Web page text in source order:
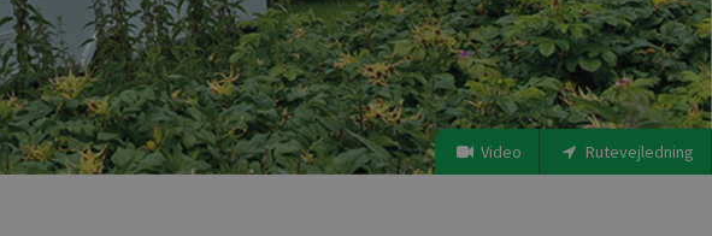
Video Rutevejledning